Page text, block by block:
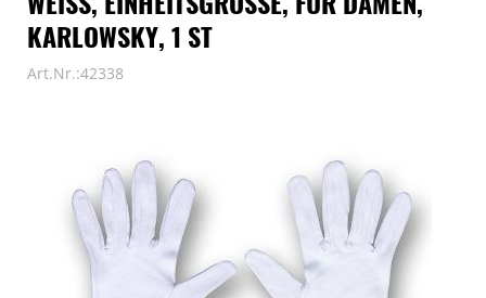
RLOWSKY, 1 ST
Art.Nr.:42338